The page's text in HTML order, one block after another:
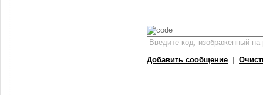
Добавить сообщение